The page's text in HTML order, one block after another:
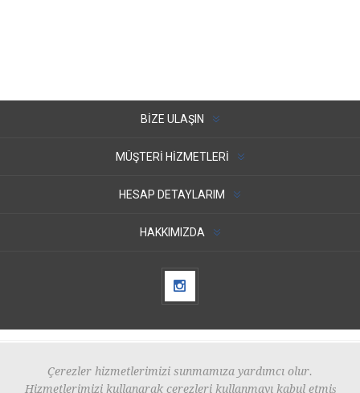
BIZE ULAŞIN
MÜŞTERI HIZMETLERI
HESAP DETAYLARIM
HAKKIMIZDA
Çerezler hizmetlerimizi sunmamıza yardımcı olur.
Hizmetlerimizi kullanarak çerezleri kullanmayı kabul etmiş